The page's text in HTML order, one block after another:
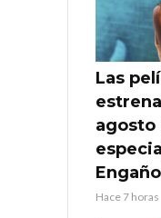
Las
agosto
Hace 7 horas